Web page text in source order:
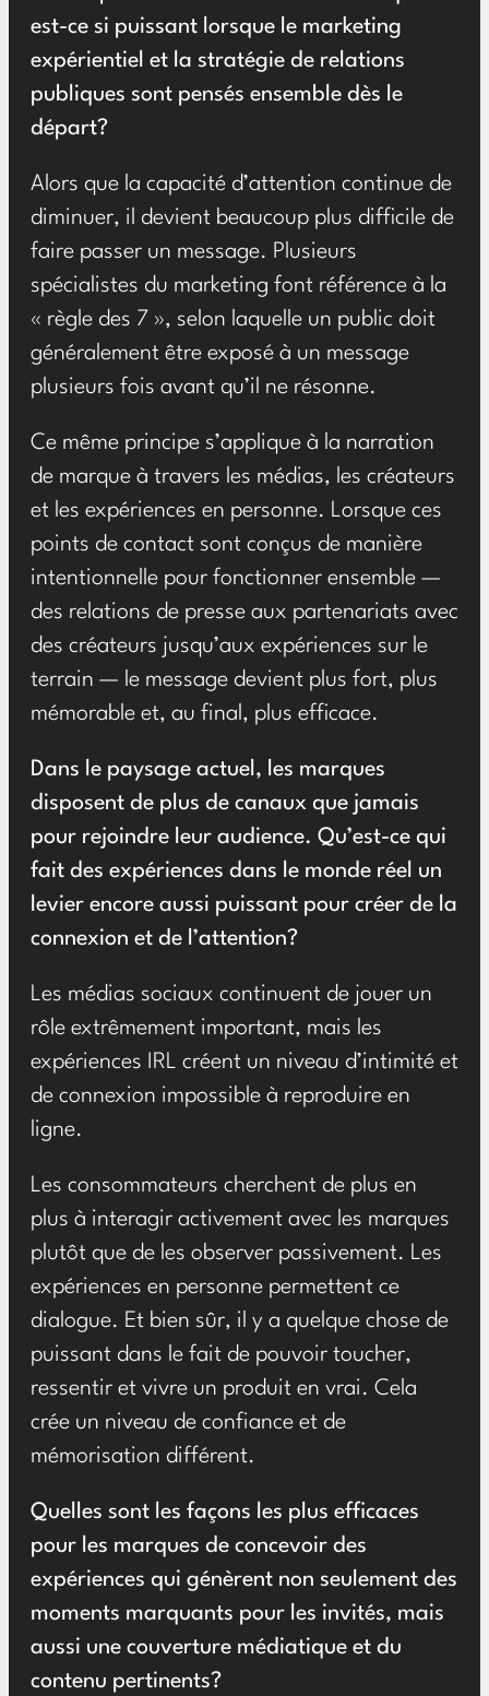
est-ce si puissant lorsque le marketing
expérientiel et la stratégie de relations
publiques sont pensés ensemble dès le
départ?
Alors que la capacité d’attention continue de
diminuer, il devient beaucoup plus difficile de
faire passer un message. Plusieurs
spécialistes du marketing font référence à la
« règle des 7 », selon laquelle un public doit
généralement être exposé à un message
plusieurs fois avant qu’il ne résonne.
Ce même principe s’applique à la narration
de marque à travers les médias, les créateurs
et les expériences en personne. Lorsque ces
points de contact sont conçus de manière
intentionnelle pour fonctionner ensemble —
des relations de presse aux partenariats avec
des créateurs jusqu’aux expériences sur le
terrain — le message devient plus fort, plus
mémorable et, au final, plus efficace.
Dans le paysage actuel, les marques
disposent de plus de canaux que jamais
pour rejoindre leur audience. Qu’est-ce qui
fait des expériences dans le monde réel un
levier encore aussi puissant pour créer de la
connexion et de l’attention?
Les médias sociaux continuent de jouer un
rôle extrêmement important, mais les
expériences IRL créent un niveau d’intimité et
de connexion impossible à reproduire en
ligne.
Les consommateurs cherchent de plus en
plus à interagir activement avec les marques
plutôt que de les observer passivement. Les
expériences en personne permettent ce
dialogue. Et bien sûr, il y a quelque chose de
puissant dans le fait de pouvoir toucher,
ressentir et vivre un produit en vrai. Cela
crée un niveau de confiance et de
mémorisation différent.
Quelles sont les façons les plus efficaces
pour les marques de concevoir des
expériences qui génèrent non seulement des
moments marquants pour les invités, mais
aussi une couverture médiatique et du
contenu pertinents?